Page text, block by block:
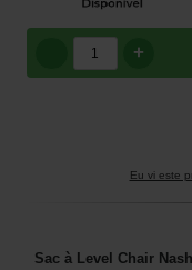
+
Eu vi este
Sac à Level Chair